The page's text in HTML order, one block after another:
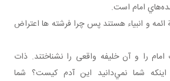
امام است.
و انبياء هستند پس چرا فرشته ­ها اعتراض
را و آن خليفه واقعی را نشناختند. ذات
شما نمي‌دانيد اين آدم کيست؟ شما